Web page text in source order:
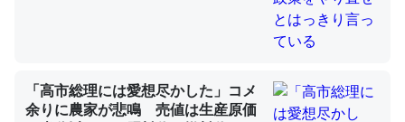
ずキチンを強化してる筈だが、酵素が違うのか？
─ニュース :: 【研究発表】昆虫学の大問題＝「昆虫はなぜ海にいな
「高市総理には愛想尽かした」コメ
余りに農家が悲鳴 売値は生産原価